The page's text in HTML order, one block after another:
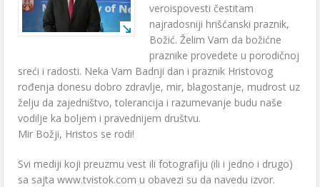
veroispovesti čestitam
najradosniji hrišćanski praznik,
Božić. Želim Vam da božićne
praznike provedete u porodičnoj
sreći i radosti. Neka Vam Badnji dan i praznik Hristovog
rođenja donesu dobro zdravlje, mir, blagostanje, mudrost uz
želju da zajedništvo, tolerancija i razumevanje budu naše
vodilje ka boljem i pravednijem društvu.
Mir Božji, Hristos se rodi!
Svi mediji koji preuzmu vest ili fotografiju (ili i jedno i drugo)
sa sajta www.tvistok.com u obavezi su da navedu izvor.